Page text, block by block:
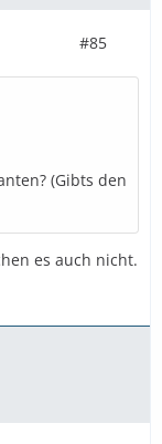
#85
(Gibts den
es auch nicht.